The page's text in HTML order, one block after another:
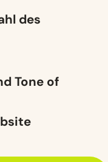
des
Tone of